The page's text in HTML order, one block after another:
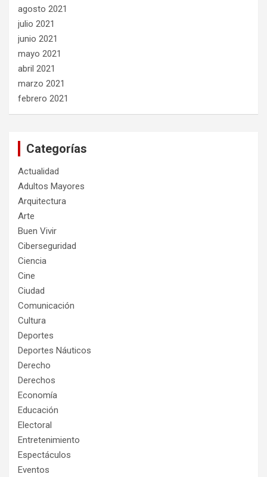
agosto 2021
julio 2021
junio 2021
mayo 2021
abril 2021
marzo 2021
febrero 2021
Categorías
Actualidad
Adultos Mayores
Arquitectura
Arte
Buen Vivir
Ciberseguridad
Ciencia
Cine
Ciudad
Comunicación
Cultura
Deportes
Deportes Náuticos
Derecho
Derechos
Economía
Educación
Electoral
Entretenimiento
Espectáculos
Eventos